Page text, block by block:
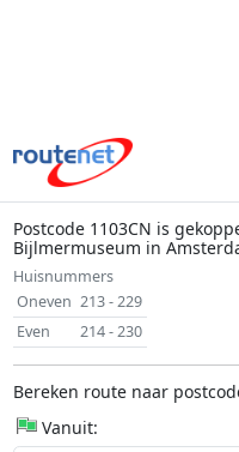
Postcode 1103CN is
Bijlmermuseum in
Huisnummers
Oneven 213 - 229
Even
214 - 230
Bereken route naar
Vanuit: